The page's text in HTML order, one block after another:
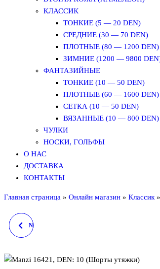
КЛАССИК
ТОНКИЕ (5 — 20 DEN)
СРЕДНИЕ (30 — 70 DEN)
ПЛОТНЫЕ (80 — 1200 DEN)
ЗИМНИЕ (1200 — 9800
ФАНТАЗИЙНЫЕ
ТОНКИЕ (10 — 50 DEN)
ПЛОТНЫЕ (60 — 1600 DEN)
СЕТКА (10 — 50 DEN)
ВЯЗАННЫЕ (10 — 800 DEN)
ЧУЛКИ
НОСКИ, ГОЛЬФЫ
О НАС
ДОСТАВКА
КОНТАКТЫ
Главная страница » Онлайн магазин » Классик »
NAJA STREET 3312, DEN: